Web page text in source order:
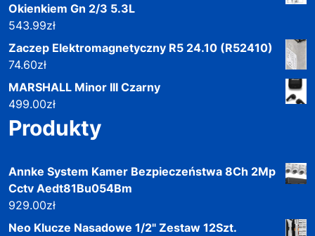
Okienkiem Gn 2/3 5.3L
543.99zł
Zaczep Elektromagnetyczny R5 24.10 (R52410)
74.60zł
MARSHALL Minor III Czarny
499.00zł
Produkty
Annke System Kamer Bezpieczeństwa 8Ch 2Mp
Cctv Aedt81Bu054Bm
929.00zł
Neo Klucze Nasadowe 1/2" Zestaw 12Szt.